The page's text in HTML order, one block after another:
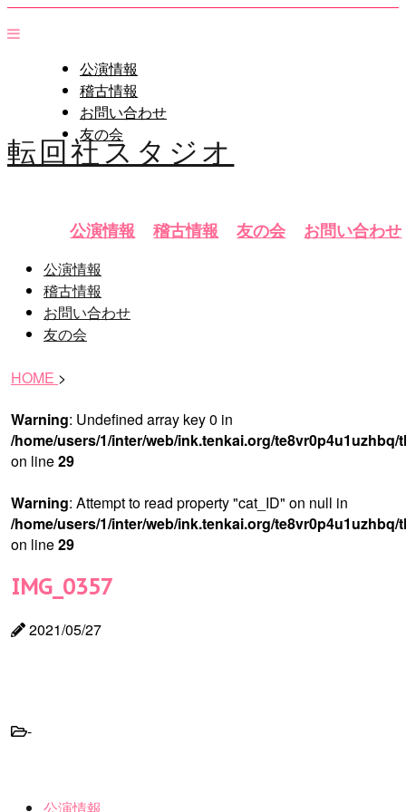
公演情報
稽古情報
お問い合わせ
友の会
転回社スタジオ
公演情報 稽古情報 友の会 お問い合わせ
公演情報
稽古情報
お問い合わせ
友の会
HOME >
Warning: Undefined array key 0 in
/home/users/1/inter/web/ink.tenkai.org/
on line29
Warning: Attempt to read property "cat_ID" on null in
/home/users/1/inter/web/ink.tenkai.org/
on line29
IMG_0357
2021/05/27
-
公演情報